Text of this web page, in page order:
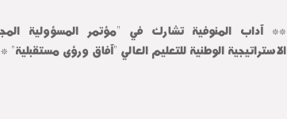
الاستراتيجية الوطنية للتعليم العالي "آفاق ورؤى مستقبلية"